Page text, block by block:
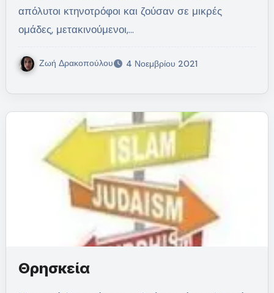
απόλυτοι κτηνοτρόφοι και ζούσαν σε μικρές
ομάδες, μετακινούμενοι,…
Ζωή Δρακοπούλου 4 Νοεμβρίου 2021
Θρησκεία